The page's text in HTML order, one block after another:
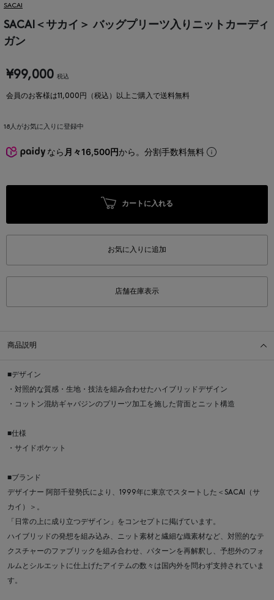
SACAI
SACAI＜サカイ＞ バッグプリーツ入りニットカーディ
ガン
¥99,000 税込
会員のお客様は11,000円（税込）以上ご購入で送料無料
18人がお気に入りに登録中
なら 月々16,500円から。分割手数料無料
カートに入れる
お気に入りに追加
店舗在庫表示
商品説明
■デザイン
・対照的な質感・生地・技法を組み合わせたハイブリッドデザイン
・コットン混紡ギャバジンのプリーツ加工を施した背面とニット構造
■仕様
・サイドポケット
■ブランド
デザイナー 阿部千登勢氏により、1999年に東京でスタートした＜SACAI（サ
カイ）＞。
「日常の上に成り立つデザイン」をコンセプトに掲げています。
ハイブリッドの発想を組み込み、ニット素材と繊細な織素材など、対照的なテ
クスチャーのファブリックを組み合わせ、パターンを再解釈し、予想外のフォ
ルムとシルエットに仕上げたアイテムの数々は国内外を問わず支持されていま
す。